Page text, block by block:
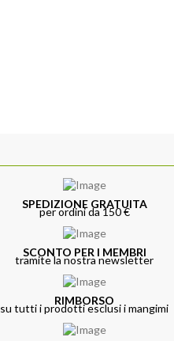
SPEDIZIONE GRATUITA
per ordini da 150 €
SCONTO PER I MEMBRI
tramite la nostra newsletter
RIMBORSO
su tutti i prodotti esclusi i mangimi